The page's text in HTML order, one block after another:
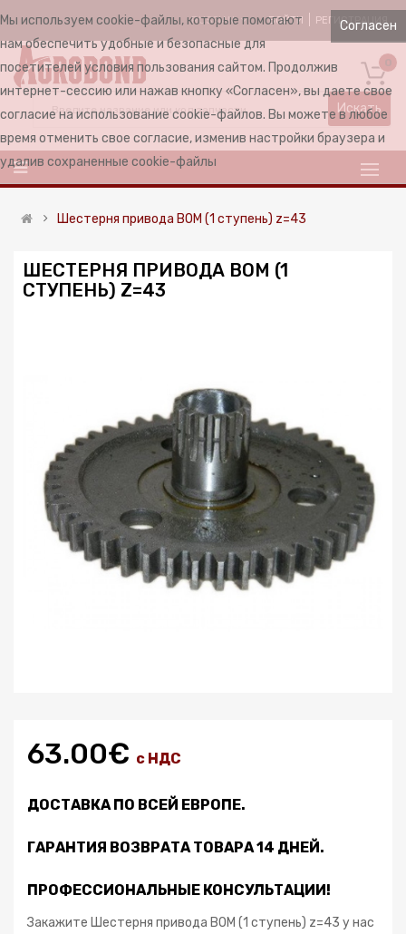
RUSSIAN ВОЙТИ РЕГИСТРАЦИЯ
Искать
Шестерня привода ВОМ (1 ступень) z=43
ШЕСТЕРНЯ ПРИВОДА ВОМ (1
СТУПЕНЬ) Z=43
63.00€ с НДС
ДОСТАВКА ПО ВСЕЙ ЕВРОПЕ.
ГАРАНТИЯ ВОЗВРАТА ТОВАРА 14 ДНЕЙ.
ПРОФЕССИОНАЛЬНЫЕ КОНСУЛЬТАЦИИ!
Закажите Шестерня привода ВОМ (1 ступень) z=43 у нас
Согласен
Мы используем cookie-файлы, которые помогают
нам обеспечить удобные и безопасные для
посетителей условия пользования сайтом. Продолжив
интернет-сессию или нажав кнопку «Согласен», вы даете свое
согласие на использование cookie-файлов. Вы можете в любое
время отменить свое согласие, изменив настройки браузера и
удалив сохраненные cookie-файлы